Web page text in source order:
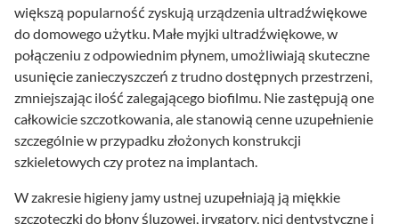
większą popularność zyskują urządzenia ultradźwiękowe
do domowego użytku. Małe myjki ultradźwiękowe, w
połączeniu z odpowiednim płynem, umożliwiają skuteczne
usunięcie zanieczyszczeń z trudno dostępnych przestrzeni,
zmniejszając ilość zalegającego biofilmu. Nie zastępują one
całkowicie szczotkowania, ale stanowią cenne uzupełnienie
szczególnie w przypadku złożonych konstrukcji
szkieletowych czy protez na implantach.
W zakresie higieny jamy ustnej uzupełniają ją miękkie
szczoteczki do błony śluzowej, irygatory, nici dentystyczne i